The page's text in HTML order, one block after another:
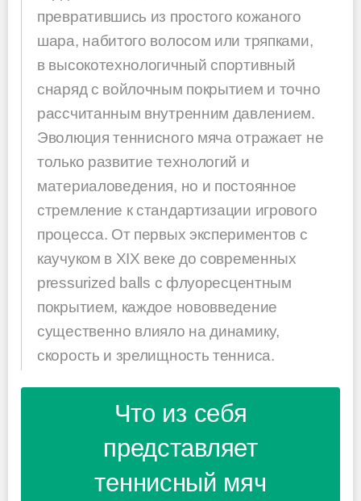
превратившись из простого кожаного
шара, набитого волосом или тряпками,
в высокотехнологичный спортивный
снаряд с войлочным покрытием и точно
рассчитанным внутренним давлением.
Эволюция теннисного мяча отражает не
только развитие технологий и
материаловедения, но и постоянное
стремление к стандартизации игрового
процесса. От первых экспериментов с
каучуком в XIX веке до современных
pressurized balls с флуоресцентным
покрытием, каждое нововведение
существенно влияло на динамику,
скорость и зрелищность тенниса.
Что из себя
представляет
теннисный мяч